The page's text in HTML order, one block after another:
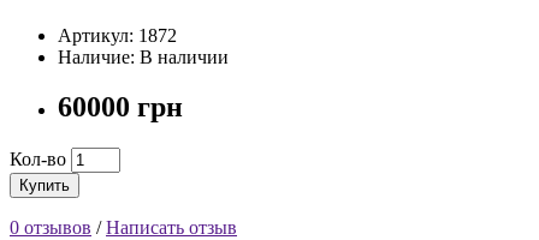
Артикул: 1872
Наличие: В наличии
60000 грн
Кол-во
Купить
0 отзывов /Написать отзыв